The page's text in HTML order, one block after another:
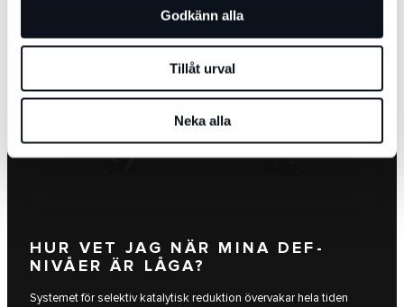
Godkänn alla
Tillåt urval
Neka alla
HUR VET JAG NÄR MINA DEF-
NIVÅER ÄR LÅGA?
Systemet för selektiv katalytisk reduktion övervakar hela tiden